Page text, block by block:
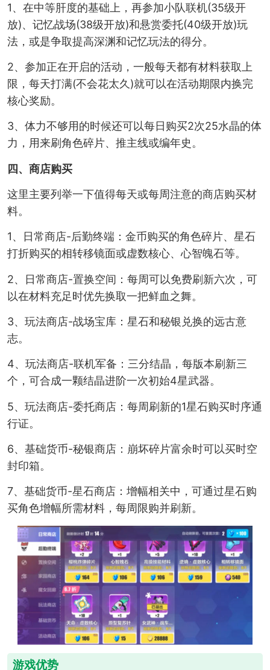
1、在中等肝度的基础上，再参加小队联机(35级开
放)、记忆战场(38级开放)和悬赏委托(40级开放)玩
法，或是争取提高深渊和记忆玩法的得分。
2、参加正在开启的活动，一般每天都有材料获取上
限，每天打满(不会花太久)就可以在活动期限内换完
核心奖励。
3、体力不够用的时候还可以每日购买2次25水晶的体
力，用来刷角色碎片、推主线或编年史。
四、商店购买
这里主要列举一下值得每天或每周注意的商店购买材
料。
1、日常商店-后勤终端：金币购买的角色碎片、星石
打折购买的相转移镜面或虚数核心、心智魄石等。
2、日常商店-置换空间：每周可以免费刷新六次，可
以在材料充足时优先换取一把鲜血之舞。
3、玩法商店-战场宝库：星石和秘银兑换的远古意
志。
4、玩法商店-联机军备：三分结晶，每版本刷新三
个，可合成一颗结晶进阶一次初始4星武器。
5、玩法商店-委托商店：每周刷新的1星石购买时序通
行证。
6、基础货币-秘银商店：崩坏碎片富余时可以买时空
封印箱。
7、基础货币-星石商店：增幅相关中，可通过星石购
买角色增幅所需材料，每周限购并刷新。
游戏优势